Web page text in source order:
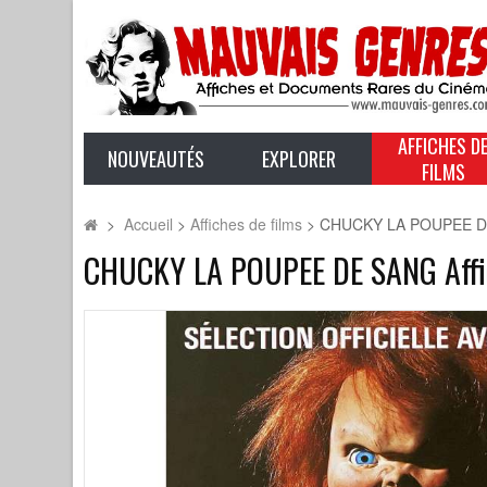
NOUVEAUTÉS EXPLORER
AFFICHES DE
FILMS
> Accueil > Affiches de films > CHUCKY LA POUPEE
CHUCKY LA POUPEE DE SANG